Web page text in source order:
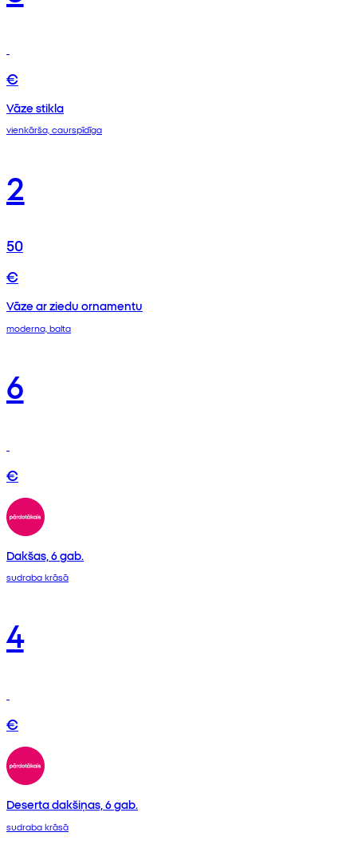
€
Vāze stikla
vienkārša, caurspīdīga
2
50
€
Vāze ar ziedu ornamentu
moderna, balta
6
€
Dakšas, 6 gab.
sudraba krāsā
4
€
Deserta dakšiņas, 6 gab.
sudraba krāsā